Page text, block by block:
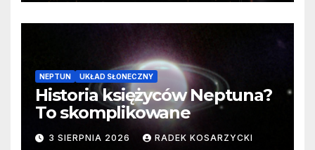
NEPTUN UKŁAD SŁONECZNY
Historia księżyców Neptuna?
To skomplikowane
3 SIERPNIA 2026 RADEK KOSARZYCKI